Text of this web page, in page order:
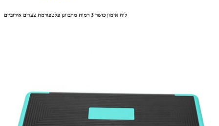
לוח אימון כושר 3 רמות מתכוונן פלטפורמת צעדים אירוביים